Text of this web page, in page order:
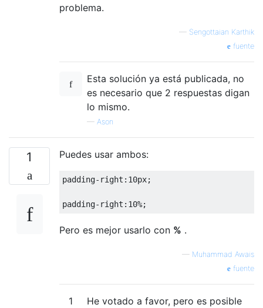
problema.
— Sengottaian Karthik
fuente
Esta solución ya está publicada, no
es necesario que 2 respuestas digan
lo mismo.
— Ason
1 Puedes usar ambos:
padding- right : 10px;
padding- right : 10%;
Pero es mejor usarlo con % .
— Muhammad Awais
fuente
1
He votado a favor, pero es posible